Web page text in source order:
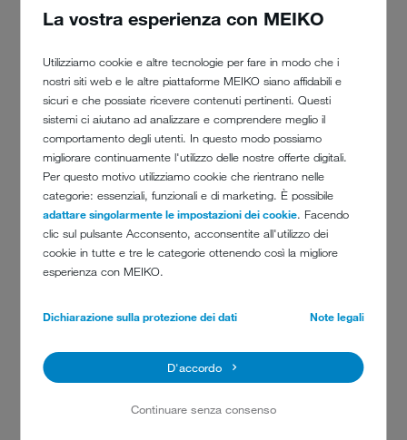
La vostra esperienza con MEIKO
Utilizziamo cookie e altre tecnologie per fare in modo che i
nostri siti web e le altre piattaforme MEIKO siano affidabili e
sicuri e che possiate ricevere contenuti pertinenti. Questi
sistemi ci aiutano ad analizzare e comprendere meglio il
comportamento degli utenti. In questo modo possiamo
migliorare continuamente l'utilizzo delle nostre offerte digitali.
Per questo motivo utilizziamo cookie che rientrano nelle
categorie: essenziali, funzionali e di marketing. È possibile
adattare singolarmente le impostazioni dei cookie. Facendo
clic sul pulsante Acconsento, acconsentite all'utilizzo dei
cookie in tutte e tre le categorie ottenendo così la migliore
esperienza con MEIKO.
Dichiarazione sulla protezione dei dati Note legali
D'accordo
Continuare senza consenso
standard di igiene elevato, maggiore sicurezza sul lavoro e più
comfort per l'utente, anche grazie alle funzioni seguenti.
L'apertura della porta tramite comando automatico a infrarossi o
comando a pedale impedisce la contaminazione delle mani
Il montaggio a parete nella camera del paziente o nella toilette
riduce le distanze, quindi la trasmissione degli agenti patogeni
Tasti ad ampia superficie, simboli inequivocabili e indicazioni con
testo in chiaro riducono le possibilità di errore da parte degli utenti
PERFETTA COMBINAZIONE DI
MECCANICA, TEMPERATURA E
CHIMICA
Le spore del C. difficile sono estremamente resistenti all'ossigeno e al
calore. Un valore A0 pari a 60 (80 gradi Celsius per la durata di 60
attrezzature il per settore sanitario.*